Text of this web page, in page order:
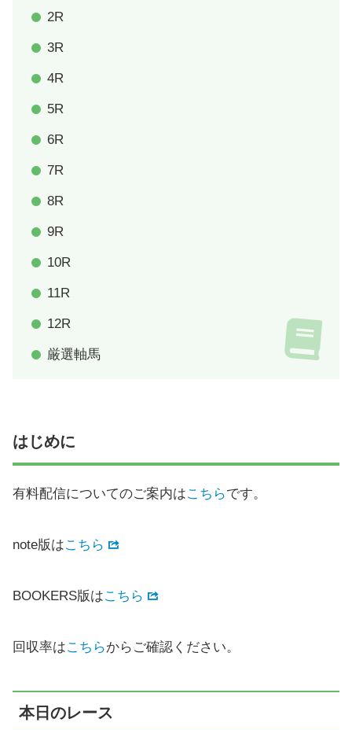
2R
3R
4R
5R
6R
7R
8R
9R
10R
11R
12R
厳選軸馬
はじめに
有料配信についてのご案内はこちらです。
note版はこちら
BOOKERS版はこちら
回収率はこちらからご確認ください。
本日のレース